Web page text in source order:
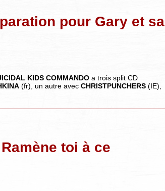
pour Gary et sa
KIDS COMMANDOa trois split CD
(fr), un autre avec CHRISTPUNCHERS(IE),
toi à ce